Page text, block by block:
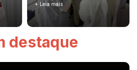
+ Leia mais
destaque